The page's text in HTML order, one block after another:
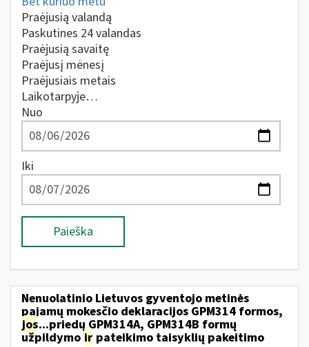
Praėjusią valandą
Paskutines 24 valandas
Praėjusią savaitę
Praėjusį mėnesį
Praėjusiais metais
Laikotarpyje…
Nuo
Iki
Paieška
Nenuolatinio Lietuvos gyventojo metinės
pajamų mokesčio deklaracijos GPM314 formos,
jos...priedų GPM314A, GPM314B formų
užpildymo ir pateikimo taisyklių pakeitimo